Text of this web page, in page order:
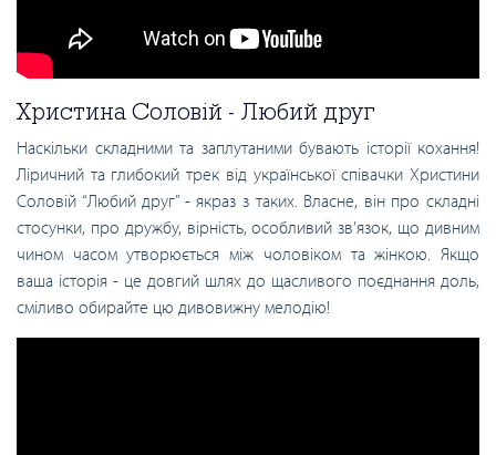
Христина Соловій - Любий друг
Наскільки складними та заплутаними бувають історії кохання!
Ліричний та глибокий трек від української співачки Христини
Соловій “Любий друг” - якраз з таких. Власне, він про складні
стосунки, про дружбу, вірність, особливий зв’язок, що дивним
чином часом утворюється між чоловіком та жінкою. Якщо
ваша історія - це довгий шлях до щасливого поєднання доль,
сміливо обирайте цю дивовижну мелодію!